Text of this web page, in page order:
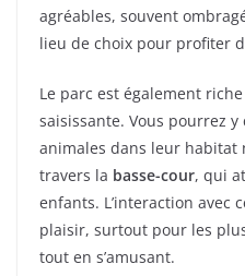
agréables, souvent
lieu de choix pour profiter
Le parc est également riche
saisissante. Vous pourrez
animales dans leur habitat
travers la basse-cour, qui
enfants. L’interaction avec
plaisir, surtout pour les
tout en s’amusant.